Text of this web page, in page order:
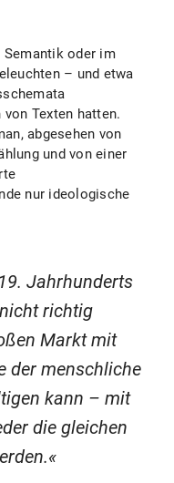
Semantik oder im
– und etwa
Texten hatten.
abgesehen von
und von einer
nur ideologische
Jahrhunderts
richtig
Markt mit
der menschliche
kann – mit
die gleichen